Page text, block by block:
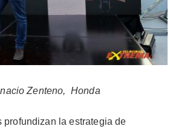
Zenteno, Honda
profundizan la estrategia de